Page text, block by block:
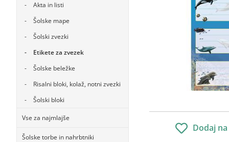
Akta in listi
Šolske mape
Šolski zvezki
Etikete za zvezek
Šolske beležke
Risalni bloki, kolaž, notni zvezki
Šolski bloki
Vse za najmlajše
Šolske torbe in nahrbtniki
Dodaj